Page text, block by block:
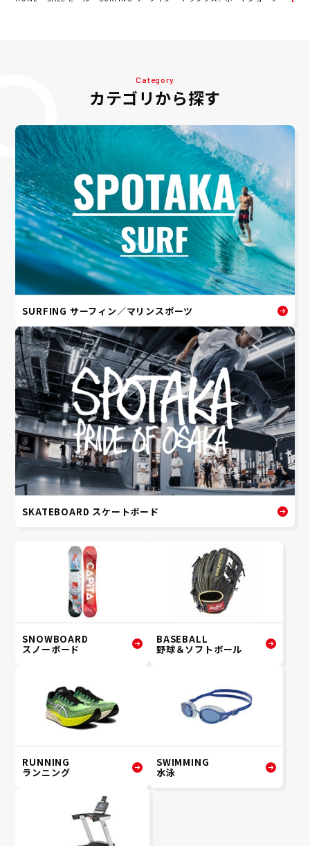
Category
カテゴリから探す
SURFING サーフィン／マリンスポーツ
SKATEBOARD スケートボード
SNOWBOARD
スノーボード
BASEBALL
野球＆ソフトボール
RUNNING
ランニング
SWIMMING
水泳